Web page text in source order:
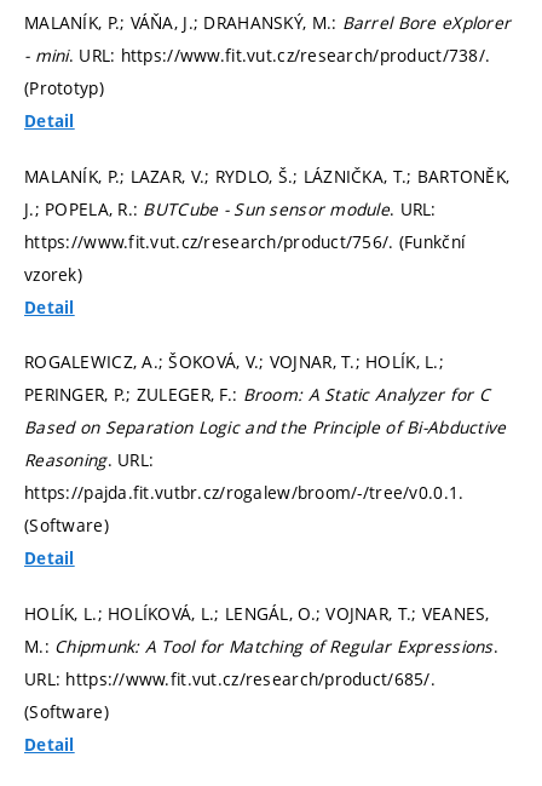
MALANÍK, P.; VÁŇA, J.; DRAHANSKÝ, M.: Barrel Bore eXplorer
- mini. URL: https://www.fit.vut.cz/research/product/738/.
(Prototyp)
Detail
MALANÍK, P.; LAZAR, V.; RYDLO, Š.; LÁZNIČKA, T.; BARTONĚK,
J.; POPELA, R.: BUTCube - Sun sensor module. URL:
https://www.fit.vut.cz/research/product/756/. (Funkční
vzorek)
Detail
ROGALEWICZ, A.; ŠOKOVÁ, V.; VOJNAR, T.; HOLÍK, L.;
PERINGER, P.; ZULEGER, F.: Broom: A Static Analyzer for C
Based on Separation Logic and the Principle of Bi-Abductive
Reasoning. URL:
https://pajda.fit.vutbr.cz/rogalew/broom/-/tree/v0.0.1.
(Software)
Detail
HOLÍK, L.; HOLÍKOVÁ, L.; LENGÁL, O.; VOJNAR, T.; VEANES,
M.: Chipmunk: A Tool for Matching of Regular Expressions.
URL: https://www.fit.vut.cz/research/product/685/.
(Software)
Detail